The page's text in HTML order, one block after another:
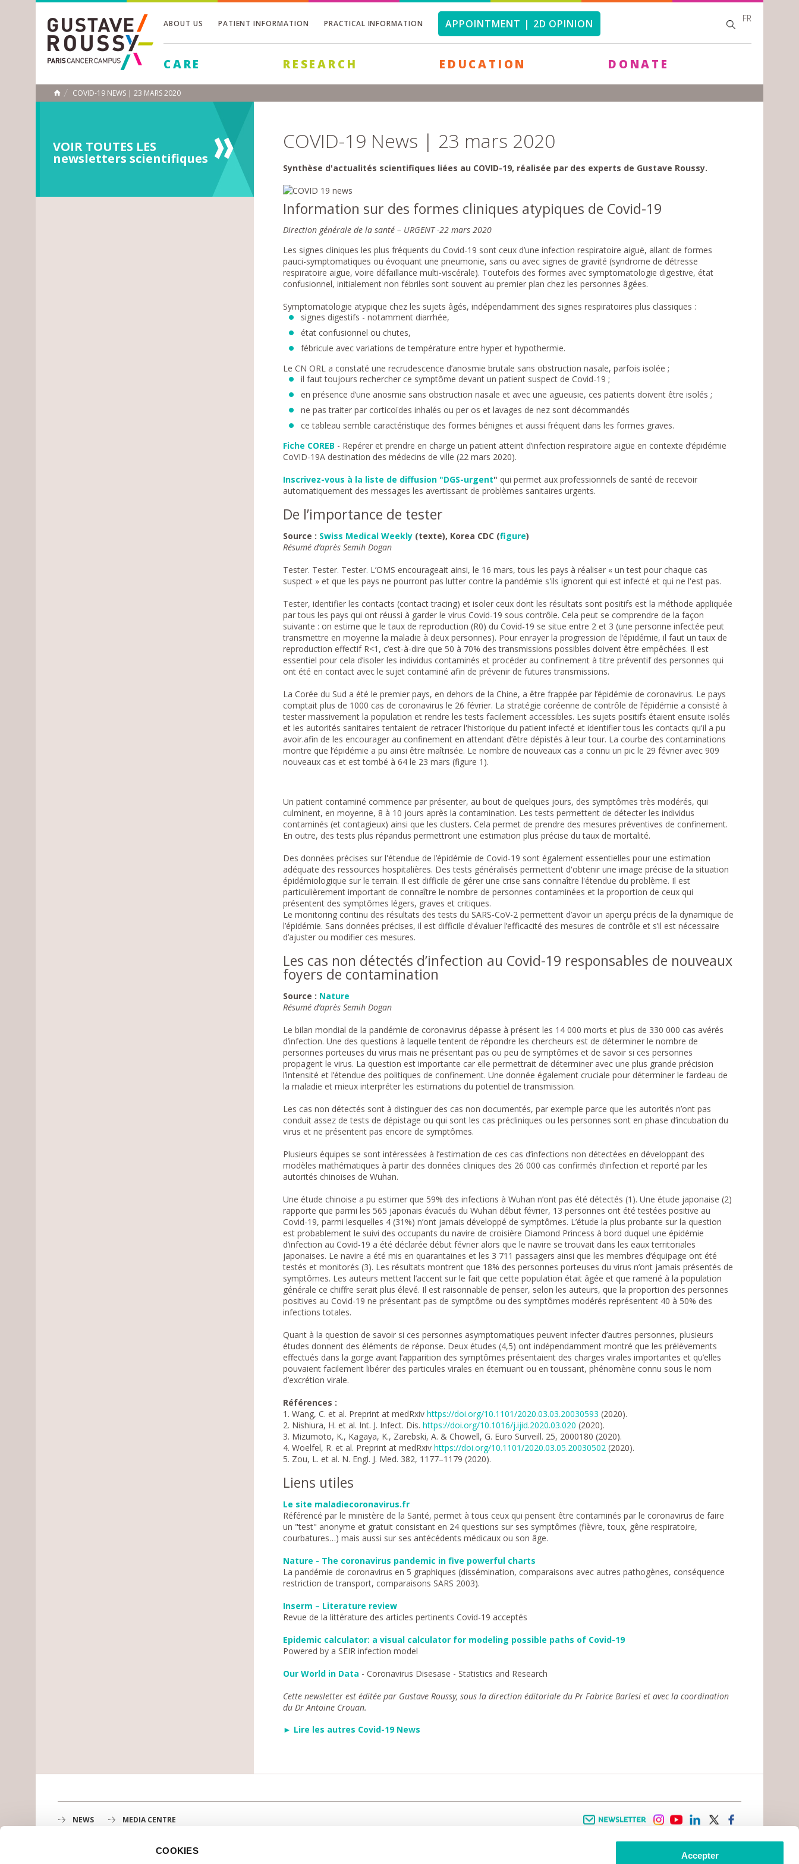
COOKIES Accepter
ABOUT US PATIENT INFORMATION PRACTICAL INFORMATION APPOINTMENT | 2D OPINION SEARCH
FORM
SEARCH
FR
CARE RESEARCH EDUCATION DONATE
HOME
COVID-19 NEWS | 23 MARS 2020
VOIR TOUTES LES
newsletters scientifiques
COVID-19 News | 23 mars 2020
Synthèse d'actualités scientifiques liées au COVID-19, réalisée par des experts de Gustave Roussy.
Information sur des formes cliniques atypiques de Covid-19
Direction générale de la santé – URGENT -22 mars 2020
Les signes cliniques les plus fréquents du Covid-19 sont ceux d’une infection respiratoire aiguë, allant de formes
pauci-symptomatiques ou évoquant une pneumonie, sans ou avec signes de gravité (syndrome de détresse
respiratoire aigüe, voire défaillance multi-viscérale). Toutefois des formes avec symptomatologie digestive, état
confusionnel, initialement non fébriles sont souvent au premier plan chez les personnes âgées.
Symptomatologie atypique chez les sujets âgés, indépendamment des signes respiratoires plus classiques :
signes digestifs - notamment diarrhée,
état confusionnel ou chutes,
fébricule avec variations de température entre hyper et hypothermie.
Le CN ORL a constaté une recrudescence d’anosmie brutale sans obstruction nasale, parfois isolée ;
il faut toujours rechercher ce symptôme devant un patient suspect de Covid-19 ;
en présence d’une anosmie sans obstruction nasale et avec une agueusie, ces patients doivent être isolés ;
ne pas traiter par corticoïdes inhalés ou per os et lavages de nez sont décommandés
ce tableau semble caractéristique des formes bénignes et aussi fréquent dans les formes graves.
Fiche COREB - Repérer et prendre en charge un patient atteint d’infection respiratoire aigüe en contexte d’épidémie
CoVID-19A destination des médecins de ville (22 mars 2020).
Inscrivez-vous à la liste de diffusion "DGS-urgent"qui permet aux professionnels de santé de recevoir
automatiquement des messages les avertissant de problèmes sanitaires urgents.
De l’importance de tester
Source : Swiss Medical Weekly (texte), Korea CDC (figure)
Résumé d’après Semih Dogan
Tester. Tester. Tester. L’OMS encourageait ainsi, le 16 mars, tous les pays à réaliser « un test pour chaque cas
suspect » et que les pays ne pourront pas lutter contre la pandémie s'ils ignorent qui est infecté et qui ne l'est pas.
Tester, identifier les contacts (contact tracing) et isoler ceux dont les résultats sont positifs est la méthode appliquée
par tous les pays qui ont réussi à garder le virus Covid-19 sous contrôle. Cela peut se comprendre de la façon
suivante : on estime que le taux de reproduction (R0) du Covid-19 se situe entre 2 et 3 (une personne infectée peut
transmettre en moyenne la maladie à deux personnes). Pour enrayer la progression de l’épidémie, il faut un taux de
reproduction effectif R<1, c’est-à-dire que 50 à 70% des transmissions possibles doivent être empêchées. Il est
essentiel pour cela d’isoler les individus contaminés et procéder au confinement à titre préventif des personnes qui
ont été en contact avec le sujet contaminé afin de prévenir de futures transmissions.
La Corée du Sud a été le premier pays, en dehors de la Chine, a être frappée par l’épidémie de coronavirus. Le pays
comptait plus de 1000 cas de coronavirus le 26 février. La stratégie coréenne de contrôle de l’épidémie a consisté à
tester massivement la population et rendre les tests facilement accessibles. Les sujets positifs étaient ensuite isolés
et les autorités sanitaires tentaient de retracer l'historique du patient infecté et identifier tous les contacts qu'il a pu
avoir.afin de les encourager au confinement en attendant d’être dépistés à leur tour. La courbe des contaminations
montre que l’épidémie a pu ainsi être maîtrisée. Le nombre de nouveaux cas a connu un pic le 29 février avec 909
nouveaux cas et est tombé à 64 le 23 mars (figure 1).
Un patient contaminé commence par présenter, au bout de quelques jours, des symptômes très modérés, qui
culminent, en moyenne, 8 à 10 jours après la contamination. Les tests permettent de détecter les individus
contaminés (et contagieux) ainsi que les clusters. Cela permet de prendre des mesures préventives de confinement.
En outre, des tests plus répandus permettront une estimation plus précise du taux de mortalité.
Des données précises sur l'étendue de l’épidémie de Covid-19 sont également essentielles pour une estimation
adéquate des ressources hospitalières. Des tests généralisés permettent d'obtenir une image précise de la situation
épidémiologique sur le terrain. Il est difficile de gérer une crise sans connaître l'étendue du problème. Il est
particulièrement important de connaître le nombre de personnes contaminées et la proportion de ceux qui
présentent des symptômes légers, graves et critiques.
Le monitoring continu des résultats des tests du SARS-CoV-2 permettent d’avoir un aperçu précis de la dynamique de
l’épidémie. Sans données précises, il est difficile d'évaluer l’efficacité des mesures de contrôle et s’il est nécessaire
d’ajuster ou modifier ces mesures.
Les cas non détectés d’infection au Covid-19 responsables de nouveaux
foyers de contamination
Source : Nature
Résumé d’après Semih Dogan
Le bilan mondial de la pandémie de coronavirus dépasse à présent les 14 000 morts et plus de 330 000 cas avérés
d’infection. Une des questions à laquelle tentent de répondre les chercheurs est de déterminer le nombre de
personnes porteuses du virus mais ne présentant pas ou peu de symptômes et de savoir si ces personnes
propagent le virus. La question est importante car elle permettrait de déterminer avec une plus grande précision
l’intensité et l’étendue des politiques de confinement. Une donnée également cruciale pour déterminer le fardeau de
la maladie et mieux interpréter les estimations du potentiel de transmission.
Les cas non détectés sont à distinguer des cas non documentés, par exemple parce que les autorités n’ont pas
conduit assez de tests de dépistage ou qui sont les cas précliniques ou les personnes sont en phase d’incubation du
virus et ne présentent pas encore de symptômes.
Plusieurs équipes se sont intéressées à l’estimation de ces cas d’infections non détectées en développant des
modèles mathématiques à partir des données cliniques des 26 000 cas confirmés d’infection et reporté par les
autorités chinoises de Wuhan.
Une étude chinoise a pu estimer que 59% des infections à Wuhan n’ont pas été détectés (1). Une étude japonaise (2)
rapporte que parmi les 565 japonais évacués du Wuhan début février, 13 personnes ont été testées positive au
Covid-19, parmi lesquelles 4 (31%) n’ont jamais développé de symptômes. L’étude la plus probante sur la question
est probablement le suivi des occupants du navire de croisière Diamond Princess à bord duquel une épidémie
d’infection au Covid-19 a été déclarée début février alors que le navire se trouvait dans les eaux territoriales
japonaises. Le navire a été mis en quarantaines et les 3 711 passagers ainsi que les membres d’équipage ont été
testés et monitorés (3). Les résultats montrent que 18% des personnes porteuses du virus n’ont jamais présentés de
symptômes. Les auteurs mettent l’accent sur le fait que cette population était âgée et que ramené à la population
générale ce chiffre serait plus élevé. Il est raisonnable de penser, selon les auteurs, que la proportion des personnes
positives au Covid-19 ne présentant pas de symptôme ou des symptômes modérés représentent 40 à 50% des
infections totales.
Quant à la question de savoir si ces personnes asymptomatiques peuvent infecter d’autres personnes, plusieurs
études donnent des éléments de réponse. Deux études (4,5) ont indépendamment montré que les prélèvements
effectués dans la gorge avant l’apparition des symptômes présentaient des charges virales importantes et qu’elles
pouvaient facilement libérer des particules virales en éternuant ou en toussant, phénomène connu sous le nom
d’excrétion virale.
Références :
1. Wang, C. et al. Preprint at medRxivhttps://doi.org/10.1101/2020.03.03.20030593 (2020).
2. Nishiura, H. et al. Int. J. Infect. Dis.https://doi.org/10.1016/j.ijid.2020.03.020 (2020).
3. Mizumoto, K., Kagaya, K., Zarebski, A. & Chowell, G. Euro Surveill. 25, 2000180 (2020).
4. Woelfel, R. et al. Preprint at medRxiv https://doi.org/10.1101/2020.03.05.20030502 (2020).
5. Zou, L. et al. N. Engl. J. Med. 382, 1177–1179 (2020).
Liens utiles
Le site maladiecoronavirus.fr
Référencé par le ministère de la Santé, permet à tous ceux qui pensent être contaminés par le coronavirus de faire
un "test" anonyme et gratuit consistant en 24 questions sur ses symptômes (fièvre, toux, gêne respiratoire,
courbatures…) mais aussi sur ses antécédents médicaux ou son âge.
Nature - The coronavirus pandemic in five powerful charts
La pandémie de coronavirus en 5 graphiques (dissémination, comparaisons avec autres pathogènes, conséquence
restriction de transport, comparaisons SARS 2003).
Inserm – Literature review
Revue de la littérature des articles pertinents Covid-19 acceptés
Epidemic calculator: a visual calculator for modeling possible paths of Covid-19
Powered by a SEIR infection model
Our World in Data - Coronavirus Disesase - Statistics and Research
Cette newsletter est éditée par Gustave Roussy, sous la direction éditoriale du Pr Fabrice Barlesi et avec la coordination
du Dr Antoine Crouan.
► Lire les autres Covid-19 News
NEWS MEDIA CENTRE
INFOS PRATIQUES